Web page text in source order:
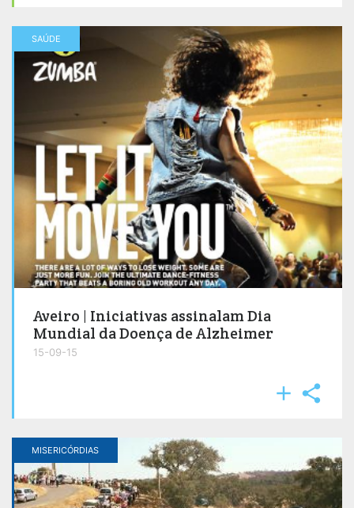
SAÚDE
Aveiro | Iniciativas assinalam Dia
Mundial da Doença de Alzheimer
15-09-15
 
MISERICÓRDIAS